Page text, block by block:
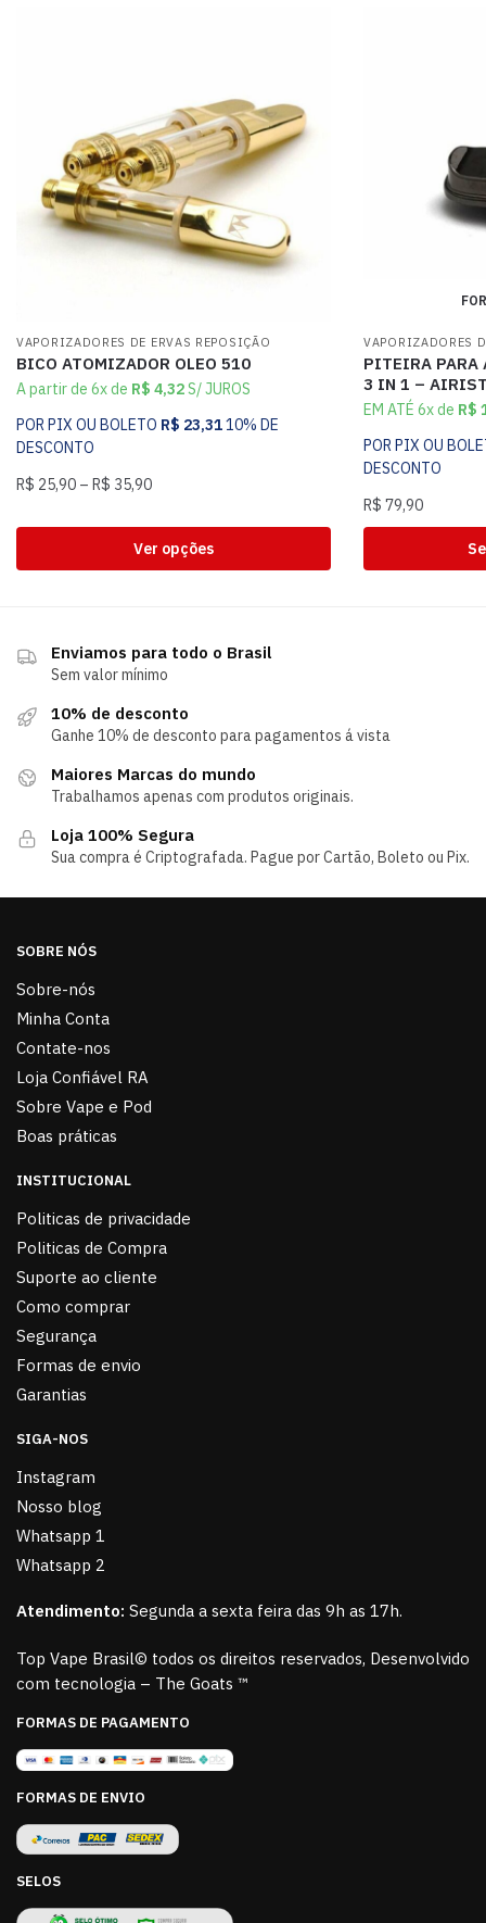
VAPORIZADORES DE ERVAS REPOSIÇÃO
BICO ATOMIZADOR OLEO 510
A partir de 6x de R$ 4,32S/ JUROS
POR PIX OU BOLETO R$ 23,3110% DE
DESCONTO
R$ 25,90 – R$ 35,90
Ver opções
VAPORIZADORES
PITEIRA PARA
3 IN 1 –
EM ATÉ 6x de R$
POR PIX OU
DESCONTO
R$ 79,90
Enviamos para todo o Brasil
Sem valor mínimo
10% de desconto
Ganhe 10% de desconto para pagamentos á vista
Maiores Marcas do mundo
Trabalhamos apenas com produtos originais.
Loja 100% Segura
Sua compra é Criptografada. Pague por Cartão, Boleto ou Pix.
SOBRE NÓS
Sobre-nós
Minha Conta
Contate-nos
Loja Confiável RA
Sobre Vape e Pod
Boas práticas
INSTITUCIONAL
Politicas de privacidade
Politicas de Compra
Suporte ao cliente
Como comprar
Segurança
Formas de envio
Garantias
SIGA-NOS
Instagram
Nosso blog
Whatsapp 1
Whatsapp 2
Atendimento: Segunda a sexta feira das 9h as 17h.
Top Vape Brasil© todos os direitos reservados, Desenvolvido
com tecnologia – The Goats ™
FORMAS DE PAGAMENTO
FORMAS DE ENVIO
SELOS